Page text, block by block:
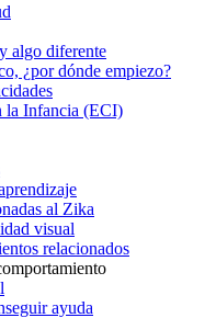
algo diferente
¿por dónde empiezo?
la Infancia (ECI)
al Zika
visual
relacionados
ayuda